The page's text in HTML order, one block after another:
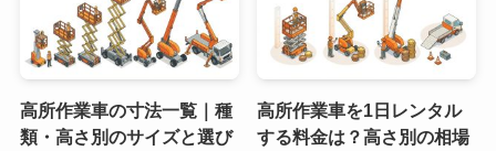
高所作業車の寸法一覧｜種
類・高さ別のサイズと選び
高所作業車を1日レンタル
する料金は？高さ別の相場